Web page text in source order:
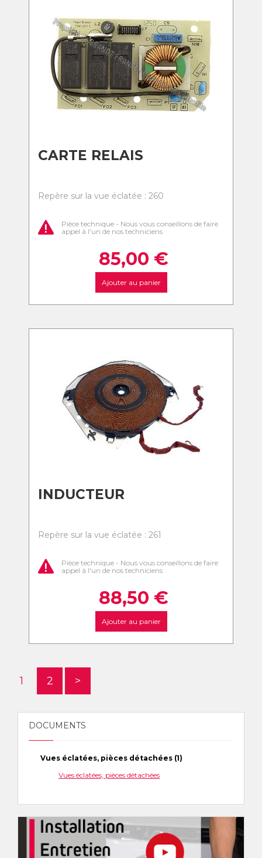
CARTE RELAIS
Repère sur la vue éclatée : 260
Pièce technique - Nous vous conseillons de faire
appel à l'un de nos techniciens
85,00 €
Ajouter au panier
INDUCTEUR
Repère sur la vue éclatée : 261
Pièce technique - Nous vous conseillons de faire
appel à l'un de nos techniciens
88,50 €
Ajouter au panier
1 2 >
DOCUMENTS
Vues éclatées, pièces détachées (1)
Vues éclatées, pièces détachées